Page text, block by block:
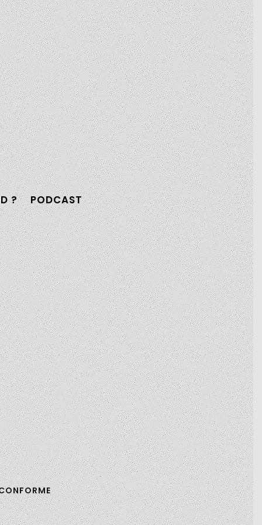
Beamô
Il peint des lettres à
l’aide de feuilles d’or –
Thomas Abavent
? PODCAST